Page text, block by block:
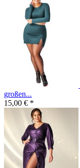
großen...
15,00 € *